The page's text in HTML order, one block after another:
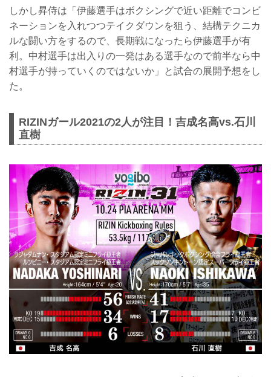
しかし昇侍は「伊藤選手はボクシングで近い距離でコンビ
ネーションを入れつつテイクダウンを狙う、結構テクニカ
ルな闘い方をするので、長期戦になったら伊藤選手が有
利。中村選手は出入りの一発はある選手なので前半なら中
村選手が持っていくのではないか」と試合の展開予想をし
た。
RIZINガール2021の2人が注目！吉成名高vs.石川
直樹